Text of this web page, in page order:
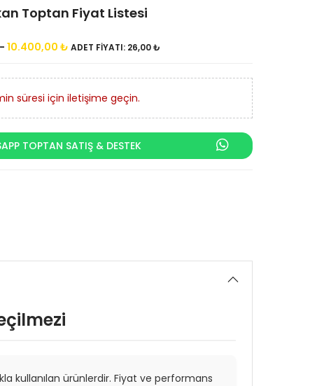
Toptan Fiyat Listesi
- 10.400,00 ₺ ADET FIYATI: 26,00 ₺
süresi için iletişime geçin.
TOPTAN SATIŞ & DESTEK
kullanılan ürünlerdir. Fiyat ve performans